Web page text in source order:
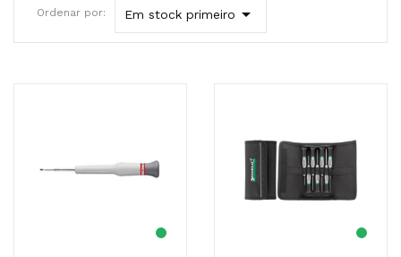
Ordenar por: Em stock primeiro 